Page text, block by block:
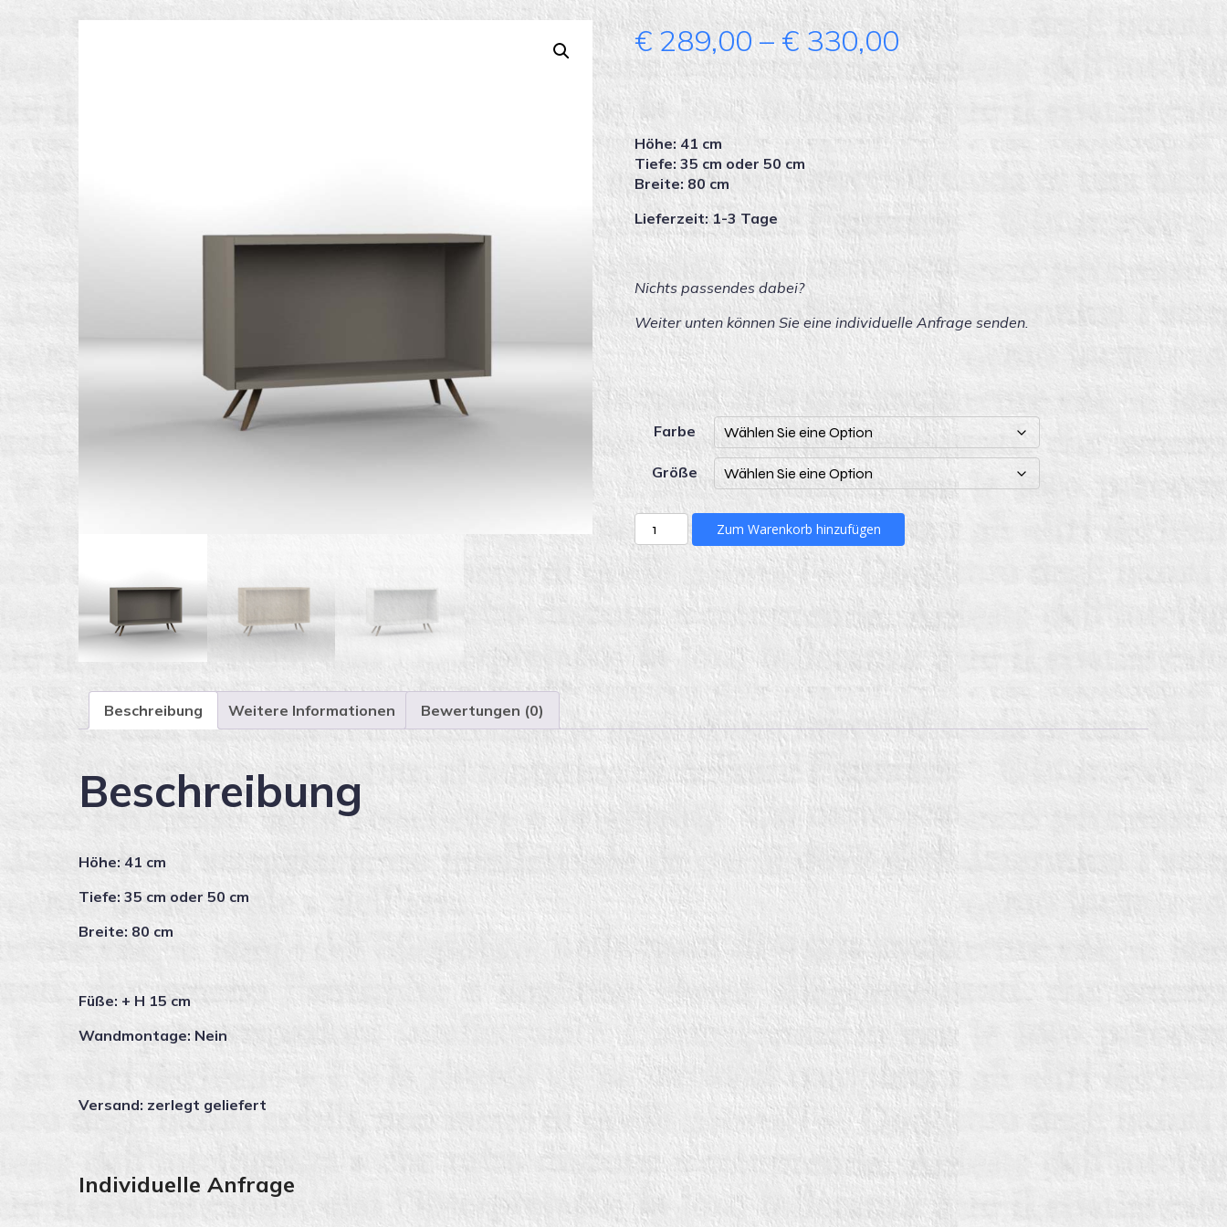
€289,00 – €330,00Price
range:
€ 289,00
through
€ 330,00
Höhe: 41 cm
Tiefe: 35 cm oder 50 cm
Breite: 80 cm
Lieferzeit: 1-3 Tage
Nichts passendes dabei?
Weiter unten können Sie eine individuelle Anfrage senden.
Farbe
Größe
KLUNI
41/1_2
ohne
Front
quantity
Zum Warenkorb hinzufügen
Beschreibung Weitere Informationen Bewertungen (0)
Beschreibung
Höhe: 41 cm
Tiefe: 35 cm oder 50 cm
Breite: 80 cm
Füße: + H 15 cm
Wandmontage: Nein
Versand: zerlegt geliefert
Individuelle Anfrage